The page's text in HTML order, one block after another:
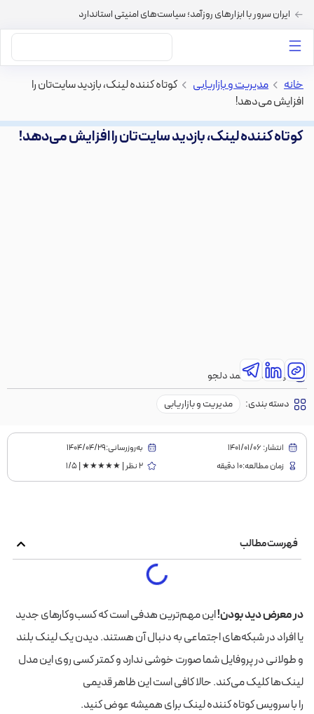
ایران سرور با ابزارهای روزآمد؛ سیاست‌های امنیتی استاندارد
خانه > مدیریت و بازاریابی > کوتاه کننده لینک، بازدید سایت‌تان را
افزایش می‌دهد!
کوتاه کننده لینک، بازدید سایت‌تان را افزایش می‌دهد!
نویسنده:محمد دلجو
دسته بندی:
مدیریت و بازاریابی
انتشار: 1401/01/06
به‌روز‌رسانی:۱۴۰۴/۰۴/۲۹
زمان مطالعه:10 دقیقه
2 نظر | ★★★★★ | 1/5
فهرست مطالب
در معرض دید بودن!این مهم‌ترین هدفی است که کسب‌وکارهای جدید
یا افراد در شبکه‌های اجتماعی به دنبال آن هستند. دیدن یک لینک بلند
و طولانی در پروفایل شما صورت خوشی ندارد و کمتر کسی روی اینمدل
لینک‌ها کلیک می‌کند. حالا کافی است این ظاهر قدیمی
را با سرویس کوتاه کننده لینک برای همیشه عوض کنید.